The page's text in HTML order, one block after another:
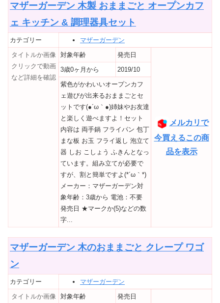
マザーガーデン 木製 おままごと オープンカフ
ェ キッチン & 調理器具セット
カテゴリー
マザーガーデン
タイトルか画像
クリックで動画
など詳細を確認
対象年齢 発売日
メルカリで
今買えるこの商
品を表示
3歳0ヶ月から
2019/10
紫色がかわいいオープンカフ
ェ遊びが出来るおままごとセ
ットです(●´ω｀●)姉妹やお友達
と楽しく遊べますよ！セット
内容は 両手鍋 フライパン 包丁
まな板 お玉 フライ返し 泡立て
器 しお こしょう ふきんとなっ
ています。組み立てが必要で
すが、割と簡単ですよ(*´ω｀*)
メーカー：マザーガーデン対
象年齢：3歳から 電池：不要
発売日 ★マークか(5)などの数
字...
マザーガーデン 木のおままごと クレープ ワゴ
ン
カテゴリー
マザーガーデン
タイトルか画像
対象年齢 発売日